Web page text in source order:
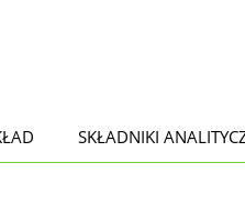
SKŁADNIKI